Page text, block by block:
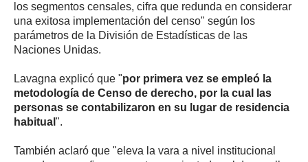
los segmentos censales, cifra que redunda en considerar
una exitosa implementación del censo" según los
parámetros de la División de Estadísticas de las
Naciones Unidas.
Lavagna explicó que "por primera vez se empleó la
metodología de Censo de derecho, por la cual las
personas se contabilizaron en su lugar de residencia
habitual ".
También aclaró que "eleva la vara a nivel institucional